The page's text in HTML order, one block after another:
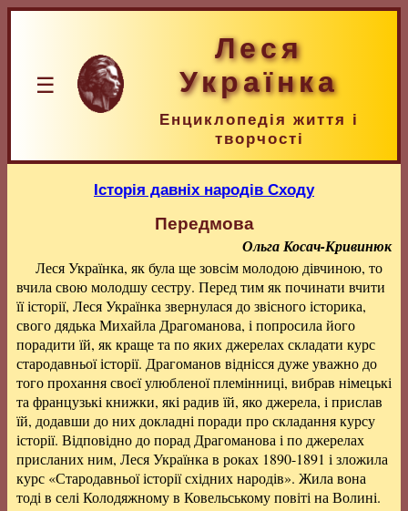
☰
Леся
Українка
Енциклопедія життя і
творчості
Історія давніх народів Сходу
Передмова
Ольга Косач-Кривинюк
Леся Українка, як була ще зовсім молодою дівчиною, то
вчила свою молодшу сестру. Перед тим як починати вчити
її історії, Леся Українка звернулася до звісного історика,
свого дядька Михайла Драгоманова, і попросила його
порадити їй, як краще та по яких джерелах складати курс
стародавньої історії. Драгоманов віднісся дуже уважно до
того прохання своєї улюбленої племінниці, вибрав німецькі
та французькі книжки, які радив їй, яко джерела, і прислав
їй, додавши до них докладні поради про складання курсу
історії. Відповідно до порад Драгоманова і по джерелах
присланих ним, Леся Українка в роках 1890-1891 і зложила
курс «Стародавньої історії східних народів». Жила вона
тоді в селі Колодяжному в Ковельському повіті на Волині.